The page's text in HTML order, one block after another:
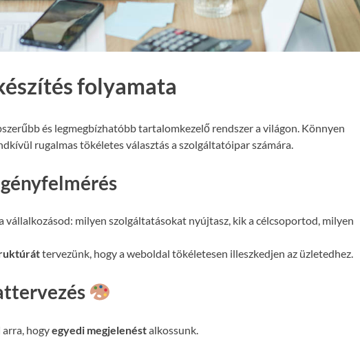
folyamata
és legmegbízhatóbb tartalomkezelő rendszer a világon. Könnyen
rugalmas tökéletes választás a szolgáltatóipar számára.
vállalkozásod: milyen szolgáltatásokat nyújtasz, kik a célcsoportod, milyen
tervezünk, hogy a weboldal tökéletesen illeszkedjen az üzletedhez.
hogyegyedi megjelenéstalkossunk.